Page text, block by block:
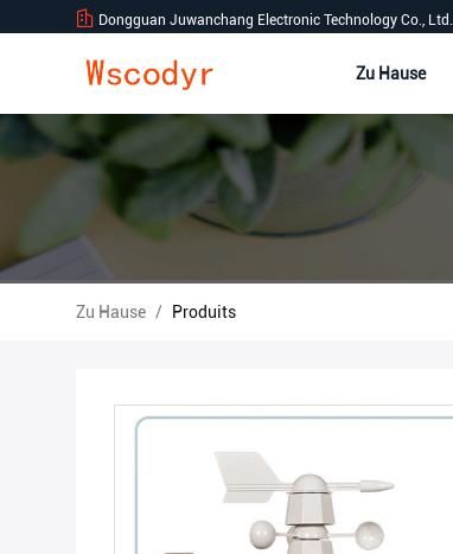
Dongguan Juwanchang Electronic Technology Co., Ltd.
Zu Hause
Zu Hause / Produits